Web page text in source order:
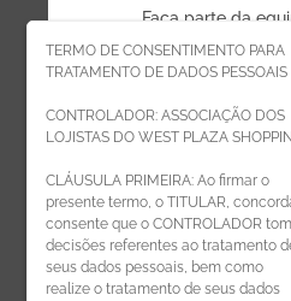
TERMO DE CONSENTIMENTO PARA
TRATAMENTO DE DADOS PESSOAIS
CONTROLADOR: ASSOCIAÇÃO DOS
LOJISTAS DO WEST PLAZA
CLÁUSULA PRIMEIRA: Ao firmar o
presente termo, o TITULAR,
consente que o CONTROLADOR
decisões referentes ao tratamento
seus dados pessoais, bem como
realize o tratamento de seus dados
Faça parte da
Faça parte da
Politica de
Código de Ética